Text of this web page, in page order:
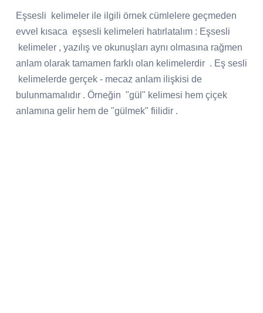
Eşsesli kelimeler ile ilgili örnek cümlelere geçmeden
evvel kısaca eşsesli kelimeleri hatırlatalım : Eşsesli
kelimeler , yazılış ve okunuşları aynı olmasına rağmen
anlam olarak tamamen farklı olan kelimelerdir . Eş sesli
kelimelerde gerçek - mecaz anlam ilişkisi de
bulunmamalıdır . Örneğin "gül" kelimesi hem çiçek
anlamına gelir hem de "gülmek" fiilidir .